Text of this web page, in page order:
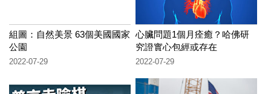
組圖：自然美景 63個美國國家
公園
2022-07-29
心臟問題1個月痊癒？哈佛研
究證實心包經或存在
2022-07-29